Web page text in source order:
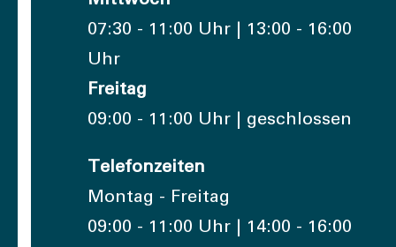
07:30 - 11:00 Uhr | 13:00 - 16:00
Uhr
Freitag
09:00 - 11:00 Uhr | geschlossen
Telefonzeiten
Montag - Freitag
09:00 - 11:00 Uhr | 14:00 - 16:00